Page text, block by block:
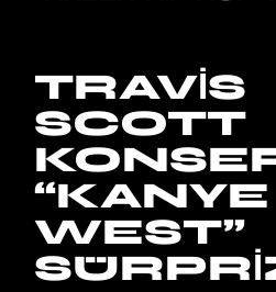
TRAVIS
SCOTT
“KANYE
WEST”